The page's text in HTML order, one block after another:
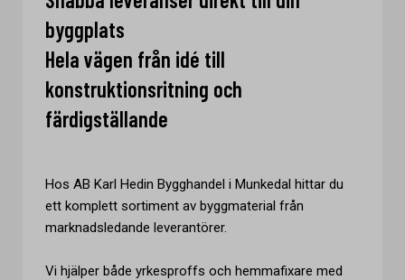
byggplats
Hela vägen från idé till
konstruktionsritning och
färdigställande
Hos AB Karl Hedin Bygghandel i Munkedal hittar du
ett komplett sortiment av byggmaterial från
marknadsledande leverantörer.
Vi hjälper både yrkesproffs och hemmafixare med